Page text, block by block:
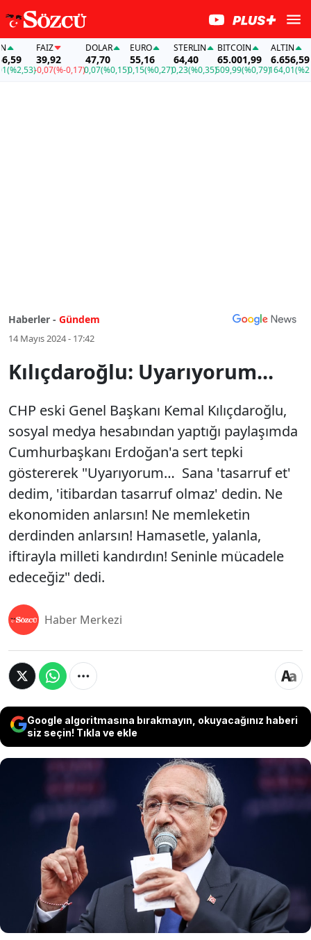
FAİZ
39,92
-0,07(%-0,17)
DOLAR
47,70
0,07(%0,15)
EURO
55,16
0,15(%0,27)
STERLIN
64,40
0,23(%0,35)
BITCOIN
65.001,99
509,99(%0,79)
ALTIN
6.656,59
164,01(%2,53)
Haberler - Gündem
14 Mayıs 2024 - 17:42
Kılıçdaroğlu: Uyarıyorum...
CHP eski Genel Başkanı Kemal Kılıçdaroğlu,
sosyal medya hesabından yaptığı paylaşımda
Cumhurbaşkanı Erdoğan'a sert tepki
göstererek "Uyarıyorum… Sana 'tasarruf et'
dedim, 'itibardan tasarruf olmaz' dedin. Ne
ekonomiden anlarsın! Ne memleketin
derdinden anlarsın! Hamasetle, yalanla,
iftirayla milleti kandırdın! Seninle mücadele
edeceğiz" dedi.
Haber Merkezi
Google algoritmasına bırakmayın, okuyacağınız haberi
siz seçin! Tıkla ve ekle
CHP eski Genel Başkanı Kemal Kılıçdaroğlu, sosyal
medya hesabından yaptığı paylaşımda
Cumhurbaşkanı Erdoğan'a sert tepki göstererek
"Uyarıyorum… Sana 'tasarruf et' dedim, 'itibardan
tasarruf olmaz' dedin. Ne ekonomiden anlarsın!
Ne memleketin derdinden anlarsın! Hamasetle,
yalanla, iftirayla milleti kandırdın! Seninle
mücadele edeceğiz" dedi.